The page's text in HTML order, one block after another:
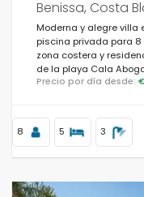
Benissa, Costa
Moderna y alegre villa
piscina privada para 8
zona costera y
de la playa Cala
Precio por día desde:
8 5 3